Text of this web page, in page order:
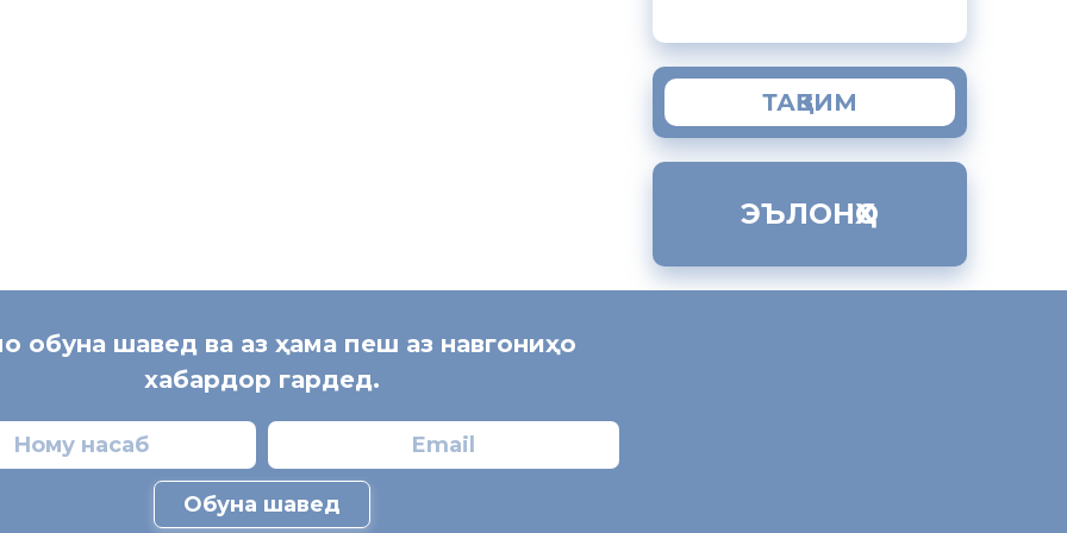
ТАҚВИМ
ЭЪЛОНҲО
обуна шавед ва аз ҳама пеш аз навгониҳо
хабардор гардед.
Обуна шавед